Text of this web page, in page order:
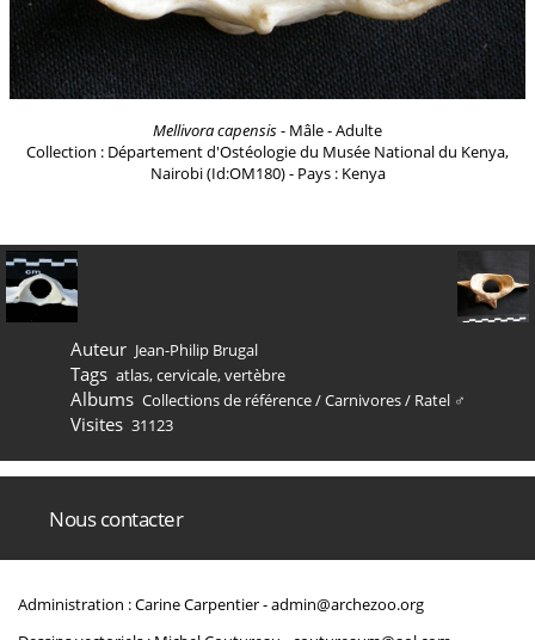
Mellivora capensis- Mâle - Adulte
Collection : Département d'Ostéologie du Musée National du Kenya,
Nairobi (Id:OM180) - Pays : Kenya
Auteur Jean-Philip Brugal
Tags atlas,cervicale,vertèbre
Albums Collections de référence/Carnivores/ Ratel ♂
Visites 31123
Nous contacter
Administration : Carine Carpentier -admin@archezoo.org